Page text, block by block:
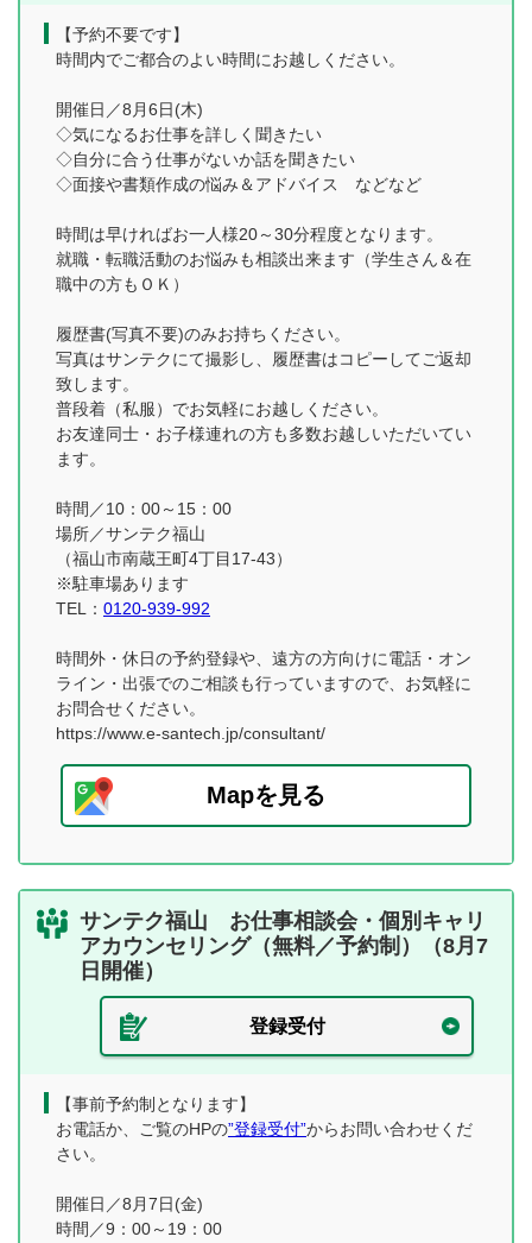
【予約不要です】
時間内でご都合のよい時間にお越しください。
開催日／8月6日(木)
◇気になるお仕事を詳しく聞きたい
◇自分に合う仕事がないか話を聞きたい
◇面接や書類作成の悩み＆アドバイス などなど
時間は早ければお一人様20～30分程度となります。
就職・転職活動のお悩みも相談出来ます（学生さん＆在
職中の方もＯＫ）
履歴書(写真不要)のみお持ちください。
写真はサンテクにて撮影し、履歴書はコピーしてご返却
致します。
普段着（私服）でお気軽にお越しください。
お友達同士・お子様連れの方も多数お越しいただいてい
ます。
時間／10：00～15：00
場所／サンテク福山
（福山市南蔵王町4丁目17-43）
※駐車場あります
TEL： 0120-939-992
時間外・休日の予約登録や、遠方の方向けに電話・オン
ライン・出張でのご相談も行っていますので、お気軽に
お問合せください。
https://www.e-santech.jp/consultant/
Mapを見る
サンテク福山 お仕事相談会・個別キャリ
アカウンセリング（無料／予約制）（8月7
日開催）
登録受付
【事前予約制となります】
お電話か、ご覧のHPの”登録受付”からお問い合わせくだ
さい。
開催日／8月7日(金)
時間／9：00～19：00